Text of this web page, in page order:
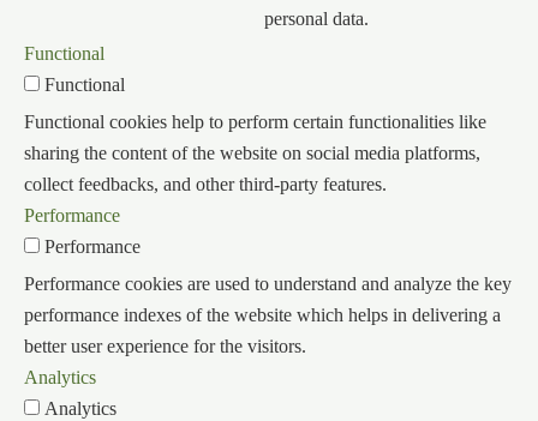
personal data.
Functional
Functional
Functional cookies help to perform certain functionalities like
sharing the content of the website on social media platforms,
collect feedbacks, and other third-party features.
Performance
Performance
Performance cookies are used to understand and analyze the key
performance indexes of the website which helps in delivering a
better user experience for the visitors.
Analytics
Analytics